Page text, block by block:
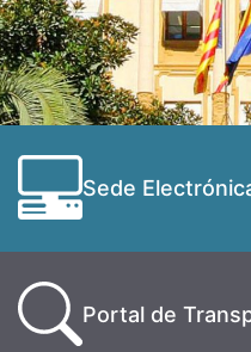
Sede
Portal de